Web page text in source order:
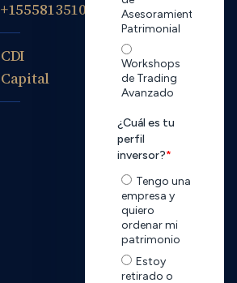
+15558135105
CDI
Capital